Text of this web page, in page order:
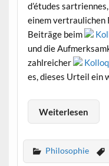
d’études
einem vertraulichen
Beiträge beim
und die
zahlreicher
es, dieses Urteil ein
Weiterlesen
Philosophie